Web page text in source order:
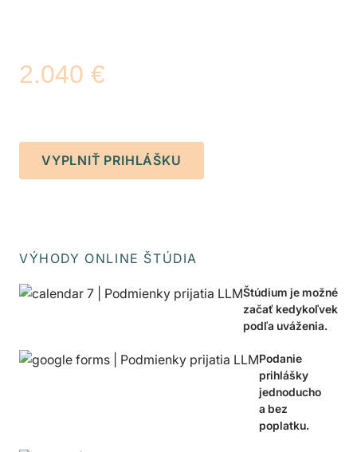
2.040 €
VYPLNIŤ PRIHLÁŠKU
VÝHODY ONLINE ŠTÚDIA
Štúdium je možné
začať kedykoľvek
podľa uváženia.
Podanie
prihlášky
jednoducho
a bez
poplatku.